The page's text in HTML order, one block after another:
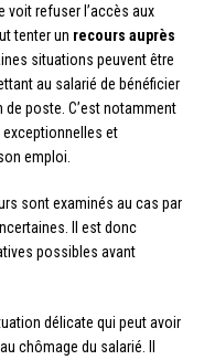
voit refuser l’accès aux
tenter un recours auprès
situations peuvent être
au salarié de bénéficier
poste. C’est notamment
et
emploi.
sont examinés au cas par
Il est donc
possibles avant
délicate qui peut avoir
chômage du salarié. Il